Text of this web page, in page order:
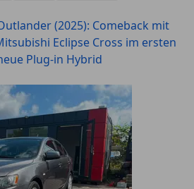
(2025): Comeback mit
Eclipse Cross im ersten
Plug-in Hybrid